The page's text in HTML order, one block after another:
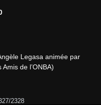
Legasa animée par
de l’ONBA)
2328